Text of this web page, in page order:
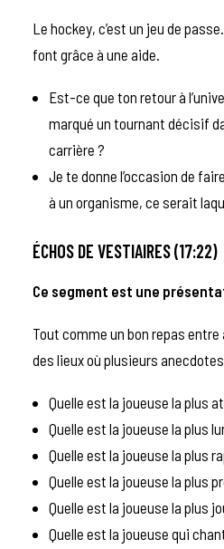
Le hockey, c’est un jeu de
font grâce à une aide.
Est-ce que ton retour à
marqué un tournant décisif
carrière ?
Je te donne l’occasion de
à un organisme, ce serait
ÉCHOS DE VESTIAIRES (17:22)
Ce segment est une
Tout comme un bon repas
des lieux où plusieurs
Quelle est la joueuse la plus
Quelle est la joueuse la plus
Quelle est la joueuse la plus
Quelle est la joueuse la plus
Quelle est la joueuse la plus
Quelle est la joueuse qui